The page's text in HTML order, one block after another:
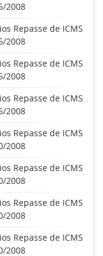
2008
Repasse de ICMS
2008
Repasse de ICMS
2008
Repasse de ICMS
2008
Repasse de ICMS
2008
Repasse de ICMS
2008
Repasse de ICMS
2008
Repasse de ICMS
2008